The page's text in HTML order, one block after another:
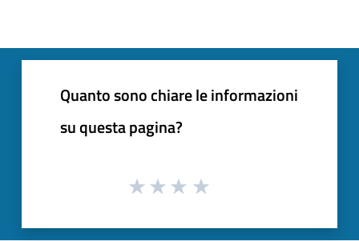
Quanto sono chiare le informazioni
su questa pagina?